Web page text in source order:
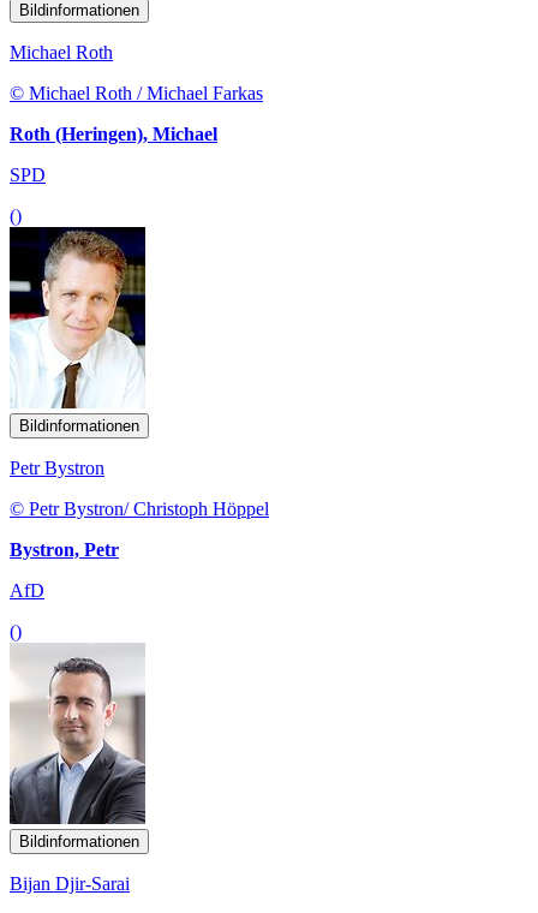
Bildinformationen
Michael Roth
© Michael Roth / Michael Farkas
Roth (Heringen), Michael
SPD
()
Bildinformationen
Petr Bystron
© Petr Bystron/ Christoph Höppel
Bystron, Petr
AfD
()
Bildinformationen
Bijan Djir-Sarai